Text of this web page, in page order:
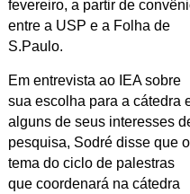
fevereiro, a partir de
entre a USP e a Folha de
S.Paulo.
Em entrevista ao IEA sobre
sua escolha para a cátedra
alguns de seus interesses
pesquisa, Sodré disse que o
tema do ciclo de palestras
que coordenará na cátedra